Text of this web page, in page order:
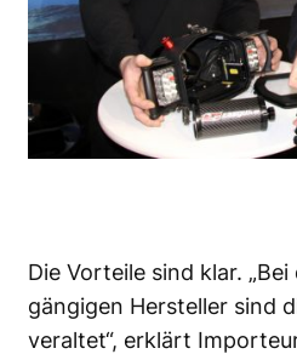
Die Vorteile sind klar.
gängigen Hersteller sind
veraltet“, erklärt